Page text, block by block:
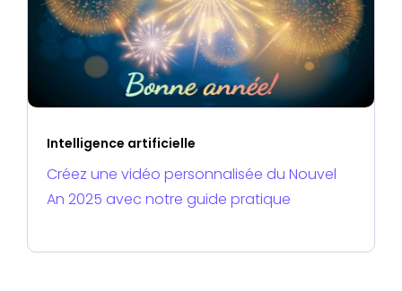
Intelligence artificielle
Créez une vidéo personnalisée du Nouvel
An 2025 avec notre guide pratique